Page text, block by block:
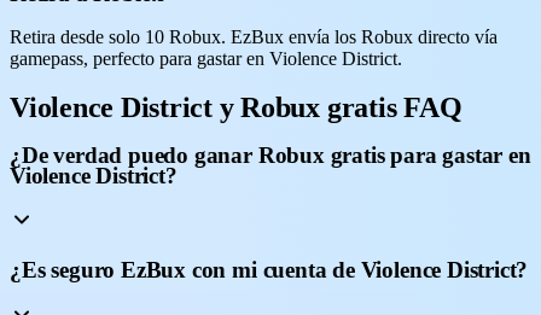
Retira desde solo 10 Robux. EzBux envía los Robux directo vía
gamepass, perfecto para gastar en Violence District.
Violence District y Robux gratis FAQ
¿De verdad puedo ganar Robux gratis para gastar en
Violence District?
¿Es seguro EzBux con mi cuenta de Violence District?